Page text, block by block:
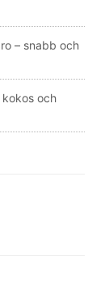
– snabb och
och